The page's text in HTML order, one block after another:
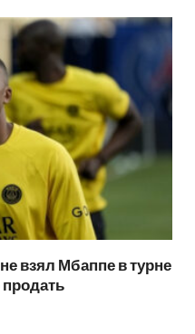
взял Мбаппе в турне
продать